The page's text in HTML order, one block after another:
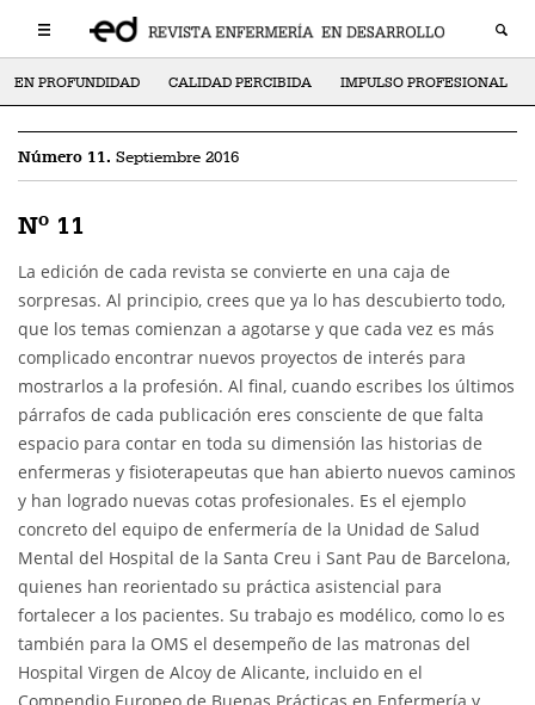
EN PROFUNDIDAD CALIDAD PERCIBIDA IMPULSO PROFESIONAL
Número 11. Septiembre 2016
Nº 11
La edición de cada revista se convierte en una caja de
sorpresas. Al principio, crees que ya lo has descubierto todo,
que los temas comienzan a agotarse y que cada vez es más
complicado encontrar nuevos proyectos de interés para
mostrarlos a la profesión. Al final, cuando escribes los últimos
párrafos de cada publicación eres consciente de que falta
espacio para contar en toda su dimensión las historias de
enfermeras y fisioterapeutas que han abierto nuevos caminos
y han logrado nuevas cotas profesionales. Es el ejemplo
concreto del equipo de enfermería de la Unidad de Salud
Mental del Hospital de la Santa Creu i Sant Pau de Barcelona,
quienes han reorientado su práctica asistencial para
fortalecer a los pacientes. Su trabajo es modélico, como lo es
también para la OMS el desempeño de las matronas del
Hospital Virgen de Alcoy de Alicante, incluido en el